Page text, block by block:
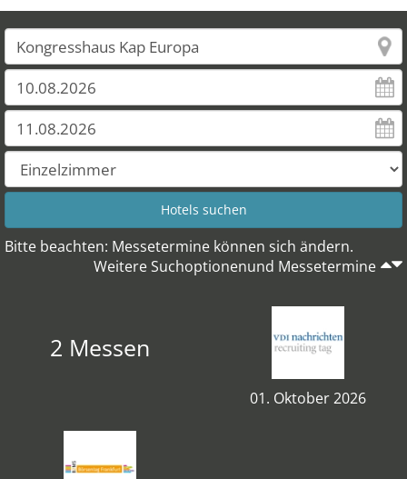
Bitte beachten: Messetermine können sich ändern.
Weitere Suchoptionenund Messetermine
2 Messen
01. Oktober 2026